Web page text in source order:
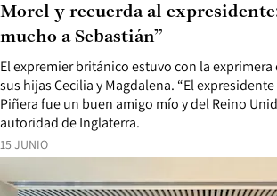
15 JUNIO
El expremier británico estuvo con la exprimera
sus hijas Cecilia y Magdalena. “El
Piñera fue un buen amigo mío y del Reino
autoridad de Inglaterra.
Morel y recuerda al
mucho a Sebastián”